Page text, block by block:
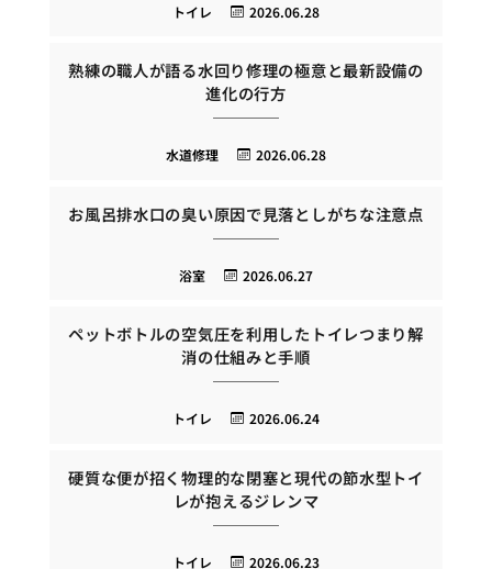
2026.06.28
トイレ
熟練の職人が語る水回り修理の極意と最新設備の
進化の行方
2026.06.28
水道修理
お風呂排水口の臭い原因で見落としがちな注意点
2026.06.27
浴室
ペットボトルの空気圧を利用したトイレつまり解
消の仕組みと手順
2026.06.24
トイレ
硬質な便が招く物理的な閉塞と現代の節水型トイ
レが抱えるジレンマ
2026.06.23
トイレ